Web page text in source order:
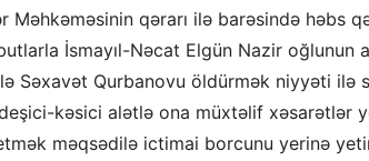
Məhkəməsinin qərarı ilə barəsində
İsmayıl-Nəcat Elgün Nazir oğlunun
Səxavət Qurbanovu öldürmək niyyəti ilə
deşici-kəsici alətlə ona müxtəlif xəsarətlər
məqsədilə ictimai borcunu yerinə